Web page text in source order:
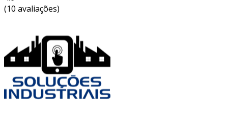
inteligência artificial
desafios na implementação
apesar dos muitos benefícios, a implementação
de sistemas de controle de automação
industrial enfrenta desafios, tais como:
(10 avaliações)